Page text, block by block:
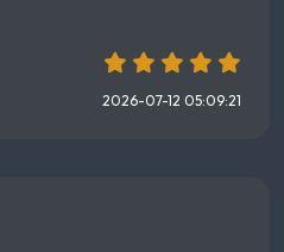
2026-07-12 05:09:21